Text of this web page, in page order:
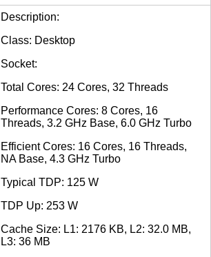
Description:
Class: Desktop
Socket:
Total Cores: 24 Cores, 32 Threads
Performance Cores: 8 Cores, 16
Threads, 3.2 GHz Base, 6.0 GHz Turbo
Efficient Cores: 16 Cores, 16 Threads,
NA Base, 4.3 GHz Turbo
Typical TDP: 125 W
TDP Up: 253 W
Cache Size: L1: 2176 KB, L2: 32.0 MB,
L3: 36 MB